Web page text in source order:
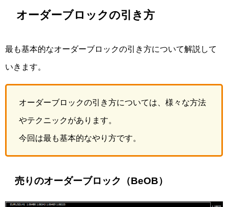
オーダーブロックの引き方
最も基本的なオーダーブロックの引き方について解説して
いきます。
オーダーブロックの引き方については、様々な方法
やテクニックがあります。
今回は最も基本的なやり方です。
売りのオーダーブロック（BeOB）